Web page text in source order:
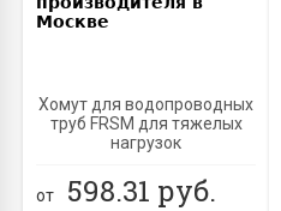
Хомут для водопроводных
труб FRSM для тяжелых
нагрузок
от 598.31 руб.